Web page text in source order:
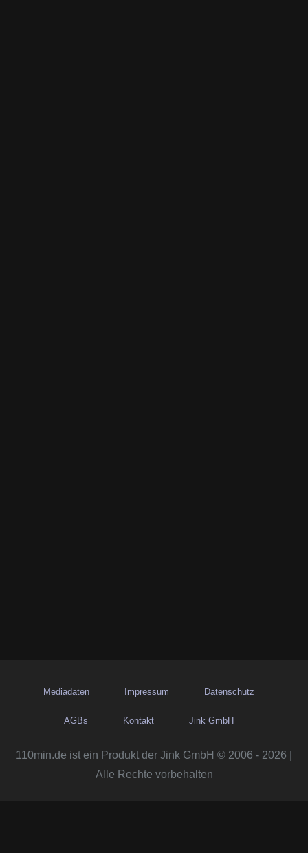
Mediadaten Impressum Datenschutz
AGBs Kontakt Jink GmbH
110min.de ist ein Produkt der Jink GmbH © 2006 - 2026 |
Alle Rechte vorbehalten